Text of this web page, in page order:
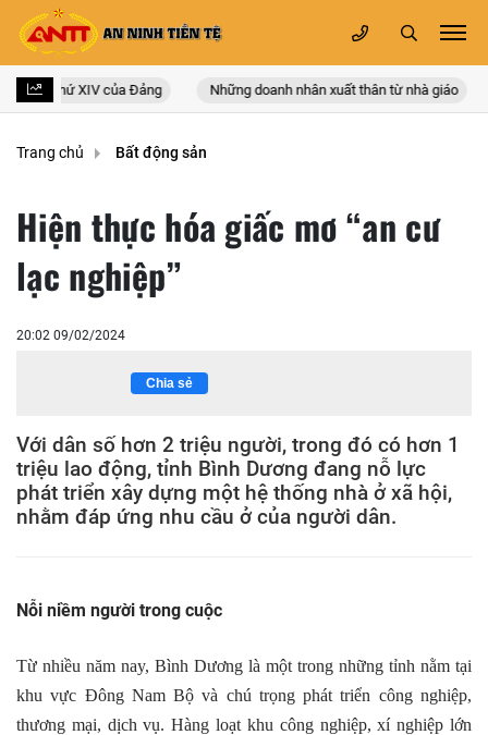
lần thứ XIV của Đảng Những doanh nhân xuất thân từ nhà giáo
Trang chủ Bất động sản
Hiện thực hóa giấc mơ “an cư
lạc nghiệp”
20:02 09/02/2024
Chia sẻ
Với dân số hơn 2 triệu người, trong đó có hơn 1
triệu lao động, tỉnh Bình Dương đang nỗ lực
phát triển xây dựng một hệ thống nhà ở xã hội,
nhằm đáp ứng nhu cầu ở của người dân.
Nỗi niềm người trong cuộc
Từ nhiều năm nay, Bình Dương là một trong những tỉnh nằm tại
khu vực Đông Nam Bộ và chú trọng phát triển công nghiệp,
thương mại, dịch vụ. Hàng loạt khu công nghiệp, xí nghiệp lớn